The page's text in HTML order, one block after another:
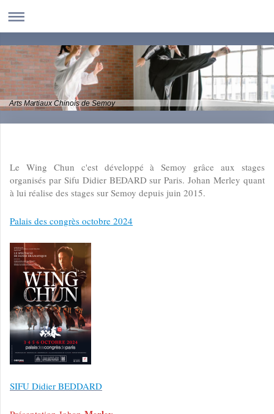
Arts Martiaux Chinois de Semoy
Le Wing Chun c'est développé à Semoy grâce aux stages
organisés par Sifu Didier BEDARD sur Paris. Johan Merley quant
à lui réalise des stages sur Semoy depuis juin 2015.
Palais des congrès octobre 2024
SIFU Didier BEDDARD